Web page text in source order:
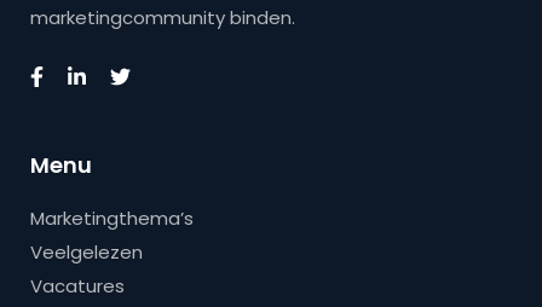
marketingcommunity binden.
Menu
Marketingthema’s
Veelgelezen
Vacatures